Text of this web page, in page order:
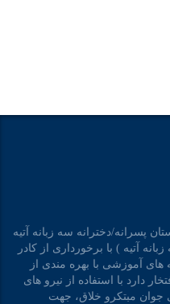
پسرانه/دخترانه سه زبانه آتیه
آتیه ) با برخورداری از کادر
آموزشی با بهره مندی از
دارد با استفاده از نیرو های
مبتکرو خلاق، جهت